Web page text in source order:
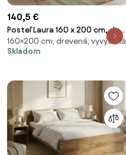
140,5 €
Posteľ Laura 160 x 200 cm, dub
Rošt: Bez roštu, Matrac: Bez
matraca
160×200 cm, drevená, vyvýšená
Skladom